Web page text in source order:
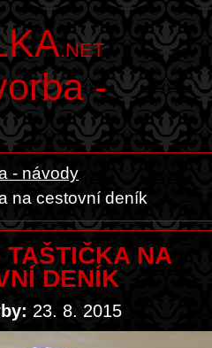
.NET
-
- návody
na cestovní deník
NA
DENÍK
23. 8. 2015